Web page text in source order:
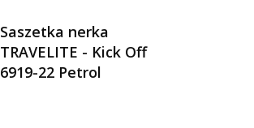
Saszetka nerka
TRAVELITE - Kick Off
6919-22 Petrol